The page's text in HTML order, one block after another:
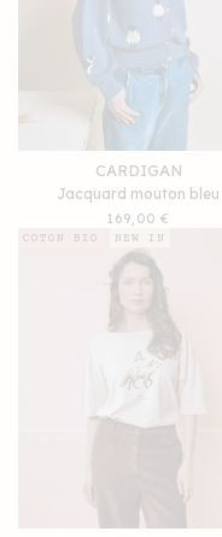
CARDIGAN
Jacquard mouton bleu
Prix
habituel
169,00 €
COTON BIO NEW IN